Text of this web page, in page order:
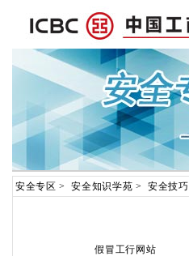
安全专区 > 安全知识学苑 > 安全技巧
假冒工行网站